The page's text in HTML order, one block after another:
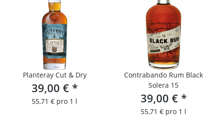
Planteray Cut & Dry
39,00 € *
55,71 € pro 1 l
Contrabando Rum Black
Solera 15
39,00 € *
55,71 € pro 1 l